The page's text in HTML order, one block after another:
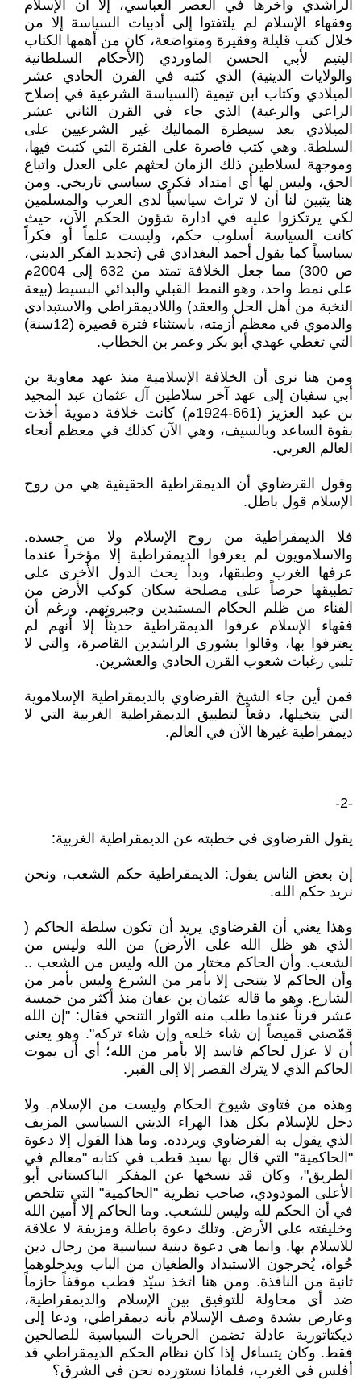
الراشدي وآخرها في العصر العباسي، إلا أن الإسلام
وفقهاء الإسلام لم يلتفتوا إلى أدبيات السياسة إلا من
خلال كتب قليلة وفقيرة ومتواضعة، كان من أهمها الكتاب
اليتيم لأبي الحسن الماوردي (الأحكام السلطانية
والولايات الدينية) الذي كتبه في القرن الحادي عشر
الميلادي وكتاب ابن تيمية (السياسة الشرعية في إصلاح
الراعي والرعية) الذي جاء في القرن الثاني عشر
الميلادي بعد سيطرة المماليك غير الشرعيين على
السلطة. وهي كتب قاصرة على الفترة التي كتبت فيها،
وموجهة لسلاطين ذلك الزمان لحثهم على العدل واتباع
الحق، وليس لها أي امتداد فكري سياسي تاريخي. ومن
هنا يتبين لنا أن لا تراث سياسياً لدى العرب والمسلمين
لكي يرتكزوا عليه في ادارة شؤون الحكم الآن، حيث
كانت السياسة أسلوب حكم، وليست علماً أو فكراً
سياسياً كما يقول أحمد البغدادي في (تجديد الفكر الديني،
ص 300) مما جعل الخلافة تمتد من 632 إلى 2004م
على نمط واحد، وهو النمط القبلي والبدائي البسيط (بيعة
النخبة من أهل الحل والعقد) واللاديمقراطي والاستبدادي
والدموي في معظم أزمته، باستثناء فترة قصيرة (12سنة)
التي تغطي عهدي أبو بكر وعمر بن الخطاب.
ومن هنا نرى أن الخلافة الإسلامية منذ عهد معاوية بن
أبي سفيان إلى عهد آخر سلاطين آل عثمان عبد المجيد
بن عبد العزيز (661-1924م) كانت خلافة دموية أخذت
بقوة الساعد وبالسيف، وهي الآن كذلك في معظم أنحاء
العالم العربي.
وقول القرضاوي أن الديمقراطية الحقيقية هي من روح
الإسلام قول باطل.
فلا الديمقراطية من روح الإسلام ولا من جسده.
والاسلامويون لم يعرفوا الديمقراطية إلا مؤخراً عندما
عرفها الغرب وطبقها، وبدأ يحث الدول الأخرى على
تطبيقها حرصاً على مصلحة سكان كوكب الأرض من
الفناء من ظلم الحكام المستبدين وجبروتهم. ورغم أن
فقهاء الإسلام عرفوا الديمقراطية حديثاً إلا أنهم لم
يعترفوا بها، وقالوا بشورى الراشدين القاصرة، والتي لا
تلبي رغبات شعوب القرن الحادي والعشرين.
فمن أين جاء الشيخ القرضاوي بالديمقراطية الإسلاموية
التي يتخيلها، دفعاً لتطبيق الديمقراطية الغربية التي لا
ديمقراطية غيرها الآن في العالم.
-2-
يقول القرضاوي في خطبته عن الديمقراطية الغربية:
إن بعض الناس يقول: الديمقراطية حكم الشعب، ونحن
نريد حكم الله.
وهذا يعني أن القرضاوي يريد أن تكون سلطة الحاكم (
الذي هو ظل الله على الأرض) من الله وليس من
الشعب. وأن الحاكم مختار من الله وليس من الشعب ..
وأن الحاكم لا يتنحى إلا بأمر من الشرع وليس بأمر من
الشارع. وهو ما قاله عثمان بن عفان منذ أكثر من خمسة
عشر قرناً عندما طلب منه الثوار التنحي فقال: "إن الله
قمّصني قميصاً إن شاء خلعه وإن شاء تركه". وهو يعني
أن لا عزل لحاكم فاسد إلا بأمر من الله؛ أي أن يموت
الحاكم الذي لا يترك القصر إلا إلى القبر.
وهذه من فتاوى شيوخ الحكام وليست من الإسلام. ولا
دخل للإسلام بكل هذا الهراء الديني السياسي المزيف
الذي يقول به القرضاوي ويردده. وما هذا القول إلا دعوة
"الحاكمية" التي قال بها سيد قطب في كتابه "معالم في
الطريق"، وكان قد نسخها عن المفكر الباكستاني أبو
الأعلى المودودي، صاحب نظرية "الحاكمية" التي تتلخص
في أن الحكم لله وليس للشعب. وما الحاكم إلا أمين الله
وخليفته على الأرض. وتلك دعوة باطلة ومزيفة لا علاقة
للاسلام بها. وانما هي دعوة دينية سياسية من رجال دين
حُواة، يُخرجون الاستبداد والطغيان من الباب ويدخلوهما
ثانية من النافذة. ومن هنا اتخذ سيّد قطب موقفاً حازماً
ضد أي محاولة للتوفيق بين الإسلام والديمقراطية،
وعارض بشدة وصف الإسلام بأنه ديمقراطي، ودعا إلى
ديكتاتورية عادلة تضمن الحريات السياسية للصالحين
فقط. وكان يتساءل إذا كان نظام الحكم الديمقراطي قد
أفلس في الغرب، فلماذا نستورده نحن في الشرق؟